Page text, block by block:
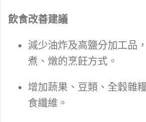
飲食改善建議
減少油炸及高鹽分加工品
煮、燉的烹飪方式。
增加蔬果、豆類、全穀雜
食纖維。